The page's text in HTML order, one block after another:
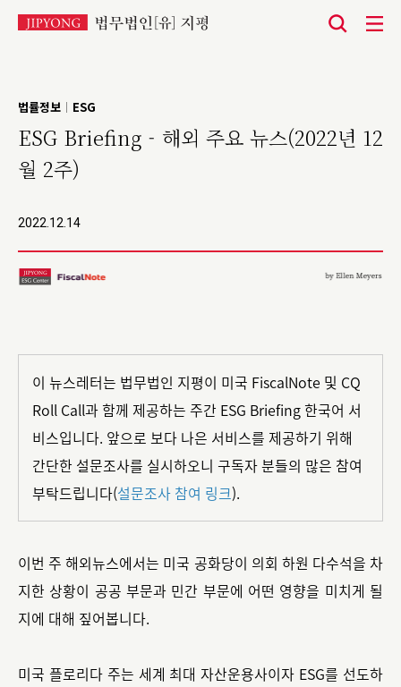
법률정보 | ESG
ESG Briefing - 해외 주요 뉴스(2022년 12
월 2주)
2022.12.14
이 뉴스레터는 법무법인 지평이 미국 FiscalNote 및 CQ
Roll Call과 함께 제공하는 주간 ESG Briefing 한국어 서
비스입니다. 앞으로 보다 나은 서비스를 제공하기 위해
간단한 설문조사를 실시하오니 구독자 분들의 많은 참여
부탁드립니다(설문조사 참여 링크).
이번 주 해외뉴스에서는 미국 공화당이 의회 하원 다수석을 차
지한 상황이 공공 부문과 민간 부문에 어떤 영향을 미치게 될
지에 대해 짚어봅니다.
미국 플로리다 주는 세계 최대 자산운용사이자 ESG를 선도하